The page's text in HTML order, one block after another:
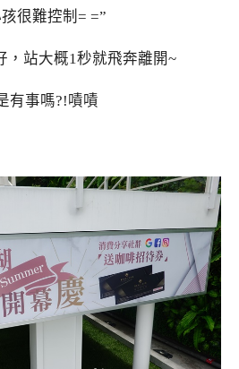
很難控制= =”
，站大概1秒就飛奔離開~
有事嗎?!嘖嘖